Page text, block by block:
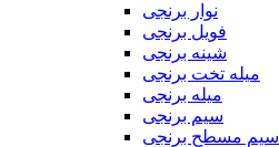
نوار برنجی
فویل برنجی
شینه برنجی
میله تخت برنجی
میله برنجی
سیم برنجی
سیم مسطح برنجی